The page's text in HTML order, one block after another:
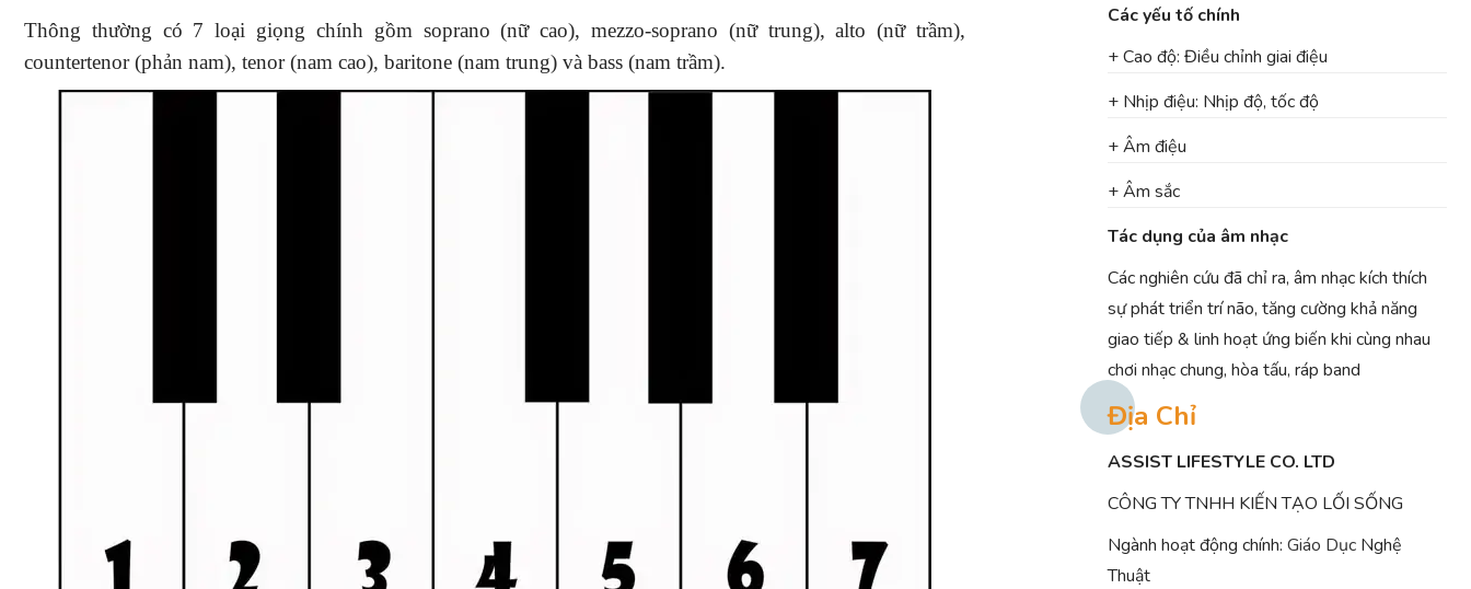
Thông thường có 7 loại giọng chính gồm soprano (nữ cao), mezzo-soprano (nữ trung), alto (nữ trầm),
countertenor (phản nam), tenor (nam cao), baritone (nam trung) và bass (nam trầm).
Các yếu tố chính
+ Cao độ: Điều chỉnh giai điệu
+ Nhịp điệu: Nhịp độ, tốc độ
+ Âm điệu
+ Âm sắc
Tác dụng của âm nhạc
Các nghiên cứu đã chỉ ra, âm nhạc kích thích
sự phát triển trí não, tăng cường khả năng
giao tiếp & linh hoạt ứng biến khi cùng nhau
chơi nhạc chung, hòa tấu, ráp band
Địa Chỉ
ASSIST LIFESTYLE CO. LTD
CÔNG TY TNHH KIẾN TẠO LỐI SỐNG
Ngành hoạt động chính: Giáo Dục Nghệ
Thuật